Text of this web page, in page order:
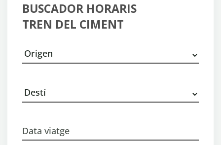
BUSCADOR HORARIS
TREN DEL CIMENT